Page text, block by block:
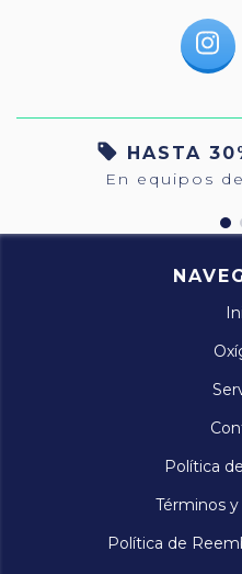
HASTA
En equipos
Política
Términos
Política de